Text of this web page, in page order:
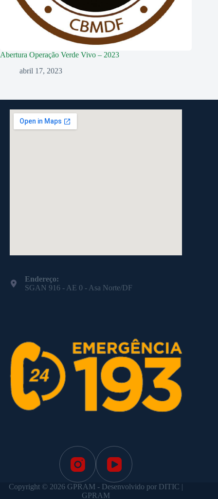
Abertura Operação Verde Vivo – 2023
abril 17, 2023
Endereço:
SGAN 916 - AE 0 - Asa Norte/DF
Copyright © 2026 GPRAM - Desenvolvido por DITIC |
GPRAM